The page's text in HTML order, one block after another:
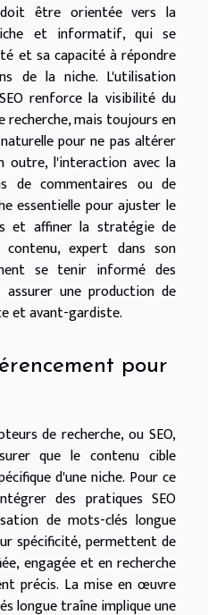
être orientée vers la
et informatif, qui se
et sa capacité à répondre
de la niche. L'utilisation
renforce la visibilité du
mais toujours en
pour ne pas altérer
outre, l'interaction avec la
de commentaires ou de
essentielle pour ajuster le
et affiner la stratégie de
expert dans son
se tenir informé des
une production de
et avant-gardiste.
pour
de recherche, ou SEO,
que le contenu cible
d'une niche. Pour ce
des pratiques SEO
de mots-clés longue
spécificité, permettent de
engagée et en recherche
précis. La mise en œuvre
longue traîne implique une